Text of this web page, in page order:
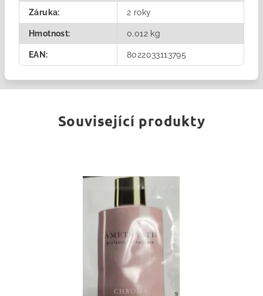
Záruka: 2 roky
Hmotnost: 0.012 kg
EAN : 8022033113795
Související produkty